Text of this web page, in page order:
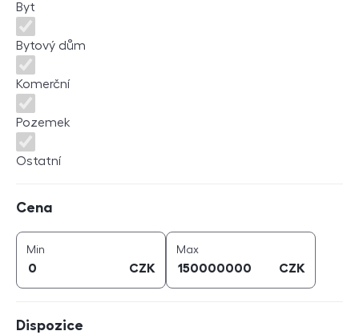
Byt
Bytový dům
Komerční
Pozemek
Ostatní
Cena
Min
CZK
Maxcena (
CZK
Dispozice